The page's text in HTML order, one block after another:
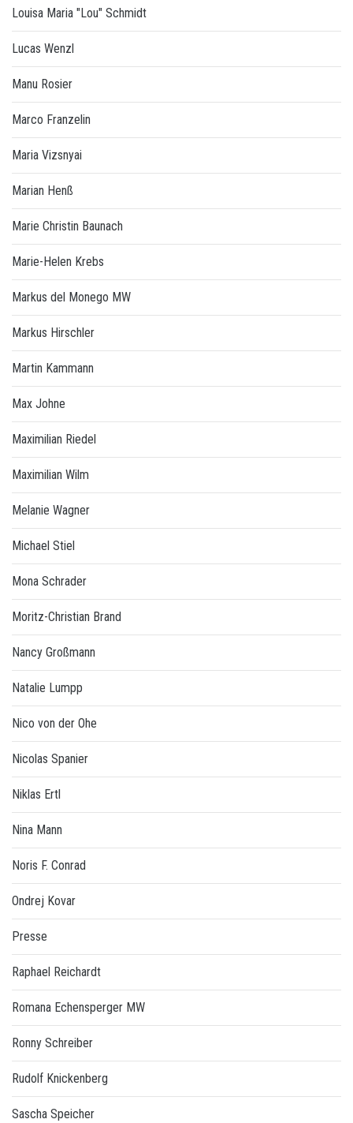
Louisa Maria "Lou" Schmidt
Lucas Wenzl
Manu Rosier
Marco Franzelin
Maria Vizsnyai
Marian Henß
Marie Christin Baunach
Marie-Helen Krebs
Markus del Monego MW
Markus Hirschler
Martin Kammann
Max Johne
Maximilian Riedel
Maximilian Wilm
Melanie Wagner
Michael Stiel
Mona Schrader
Moritz-Christian Brand
Nancy Großmann
Natalie Lumpp
Nico von der Ohe
Nicolas Spanier
Niklas Ertl
Nina Mann
Noris F. Conrad
Ondrej Kovar
Presse
Raphael Reichardt
Romana Echensperger MW
Ronny Schreiber
Rudolf Knickenberg
Sascha Speicher